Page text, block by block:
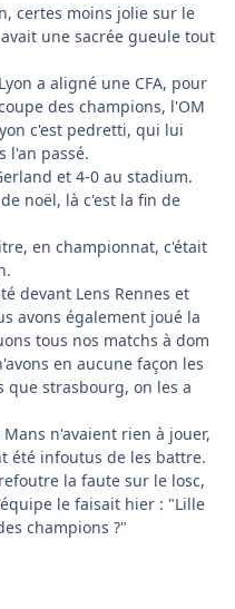
certes moins jolie sur le
une sacrée gueule tout
a aligné une CFA, pour
des champions, l'OM
c'est pedretti, qui lui
l'an passé.
et 4-0 au stadium.
noël, là c'est la fin de
en championnat, c'était
devant Lens Rennes et
avons également joué la
tous nos matchs à dom
en aucune façon les
que strasbourg, on les a
n'avaient rien à jouer,
été infoutus de les battre.
la faute sur le losc,
le faisait hier : "Lille
champions ?"